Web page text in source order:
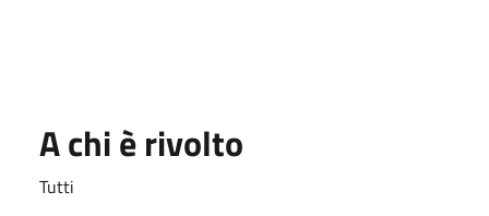
A chi è rivolto
Tutti